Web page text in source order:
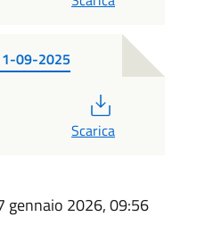
09-2025
Scarica
gennaio 2026, 09:56